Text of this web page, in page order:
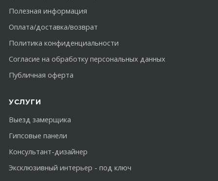
Полезная информация
Оплата/доставка/возврат
Политика конфиденциальности
Согласие на обработку персональных данных
Публичная оферта
УСЛУГИ
Выезд замерщика
Гипсовые панели
Консультант-дизайнер
Эксклюзивный интерьер - под ключ